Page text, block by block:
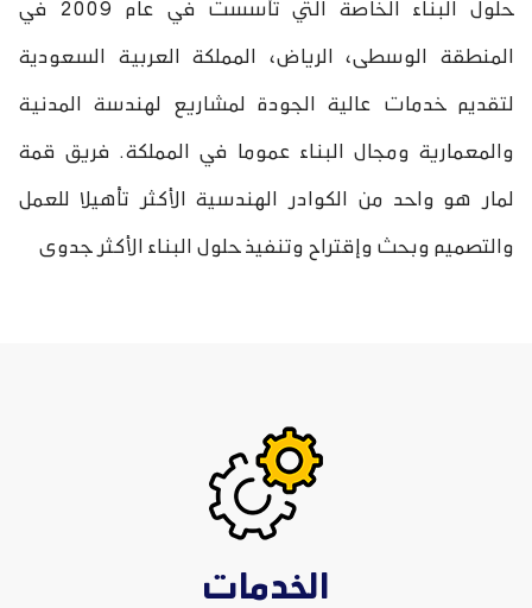
حلول البناء الخاصة التي تأسست في عام 2009 في
المنطقة الوسطى، الرياض، المملكة العربية السعودية
لتقديم خدمات عالية الجودة لمشاريع لهندسة المدنية
والمعمارية ومجال البناء عموما في المملكة. فريق قمة
لمار هو واحد من الكوادر الهندسية الأكثر تأهيلا للعمل
والتصميم وبحث وإقتراح وتنفيذ حلول البناء الأكثر جدوى
الخدمات